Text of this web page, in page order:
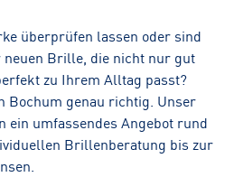
überprüfen lassen oder sind
neuen Brille, die nicht nur gut
zu Ihrem Alltag passt?
Bochum genau richtig. Unser
ein umfassendes Angebot rund
Brillenberatung bis zur